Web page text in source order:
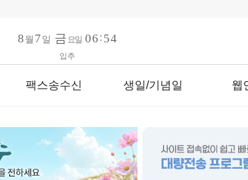
입추
팩스송수신 생일/기념일 웹